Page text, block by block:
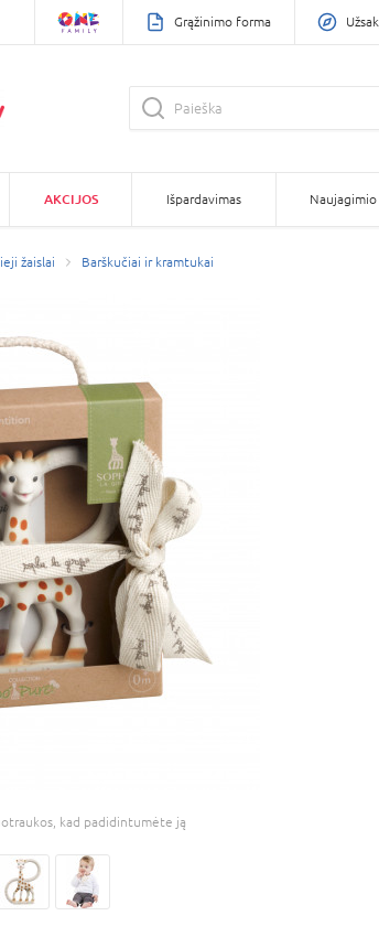
Grąžinimo forma
AKCIJOS Išpardavimas
žaislai Barškučiai ir kramtukai
kad padidintumėte ją